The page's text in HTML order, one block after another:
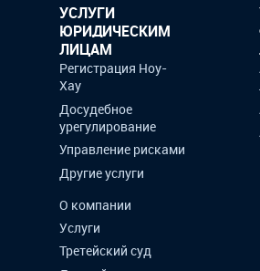
УСЛУГИ
ЮРИДИЧЕСКИМ
ЛИЦАМ
Регистрация Ноу-
Хау
Досудебное
урегулирование
Управление рисками
Другие услуги
О компании
Услуги
Третейский суд